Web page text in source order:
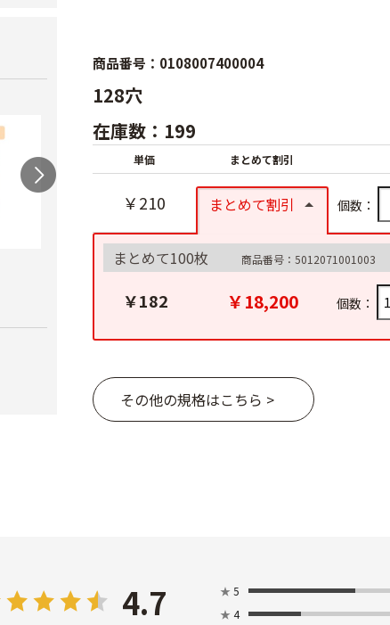
農電マット 単相
光分解テープ（マッ
ラン
￥
商品番号：0108007400004
128穴
在庫数：199
単価 まとめて割引
￥210 まとめて割引 個数：
まとめて100枚 商品番号：5012071001003
￥182 ￥18,200 個数：
その他の規格はこちら >
4.7 ★ 5
★ 4